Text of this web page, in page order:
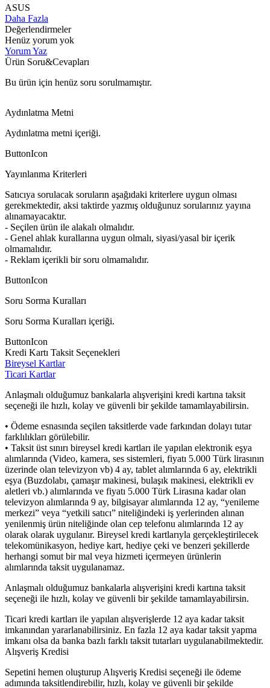
ASUS
Daha Fazla
Değerlendirmeler
Henüz yorum yok
Yorum Yaz
Ürün Soru&Cevapları
Bu ürün için henüz soru sorulmamıştır.
Aydınlatma Metni
Aydınlatma metni içeriği.
ButtonIcon
Yayınlanma Kriterleri
Satıcıya sorulacak soruların aşağıdaki kriterlere uygun olması
gerekmektedir, aksi taktirde yazmış olduğunuz sorularınız yayına
alınamayacaktır.
- Seçilen ürün ile alakalı olmalıdır.
- Genel ahlak kurallarına uygun olmalı, siyasi/yasal bir içerik
olmamalıdır.
- Reklam içerikli bir soru olmamalıdır.
ButtonIcon
Soru Sorma Kuralları
Soru Sorma Kuralları içeriği.
ButtonIcon
Kredi Kartı Taksit Seçenekleri
Bireysel Kartlar
Ticari Kartlar
Anlaşmalı olduğumuz bankalarla alışverişini kredi kartına taksit
seçeneği ile hızlı, kolay ve güvenli bir şekilde tamamlayabilirsin.
• Ödeme esnasında seçilen taksitlerde vade farkından dolayı tutar
farklılıkları görülebilir.
• Taksit üst sınırı bireysel kredi kartları ile yapılan elektronik eşya
alımlarında (Video, kamera, ses sistemleri, fiyatı 5.000 Türk lirasının
üzerinde olan televizyon vb) 4 ay, tablet alımlarında 6 ay, elektrikli
eşya (Buzdolabı, çamaşır makinesi, bulaşık makinesi, elektrikli ev
aletleri vb.) alımlarında ve fiyatı 5.000 Türk Lirasına kadar olan
televizyon alımlarında 9 ay, bilgisayar alımlarında 12 ay, “yenileme
merkezi” veya “yetkili satıcı” niteliğindeki iş yerlerinden alınan
yenilenmiş ürün niteliğinde olan cep telefonu alımlarında 12 ay
olarak olarak uygulanır. Bireysel kredi kartlarıyla gerçekleştirilecek
telekomünikasyon, hediye kart, hediye çeki ve benzeri şekillerde
herhangi somut bir mal veya hizmeti içermeyen ürünlerin
alımlarında taksit uygulanamaz.
Anlaşmalı olduğumuz bankalarla alışverişini kredi kartına taksit
seçeneği ile hızlı, kolay ve güvenli bir şekilde tamamlayabilirsin.
Ticari kredi kartları ile yapılan alışverişlerde 12 aya kadar taksit
imkanından yararlanabilirsiniz. En fazla 12 aya kadar taksit yapma
imkanı olsa da banka bazlı farklı taksit tutarları uygulanabilmektedir.
Alışveriş Kredisi
Sepetini hemen oluşturup Alışveriş Kredisi seçeneği ile ödeme
adımında taksitlendirebilir, hızlı, kolay ve güvenli bir şekilde